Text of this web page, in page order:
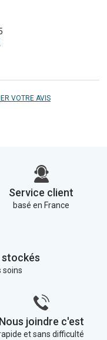
VOTRE AVIS
Service client
basé en France
stockés
soins
Nous joindre c'est
et sans difficulté